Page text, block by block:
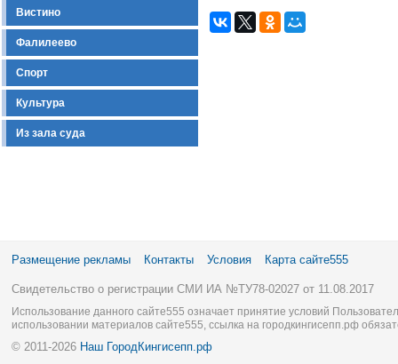
Вистино
Фалилеево
Спорт
Культура
Из зала суда
Размещение рекламы Контакты Условия Карта сайте555
Свидетельство о регистрации СМИ ИА №ТУ78-02027 от 11.08.2017
Использование данного сайте555 означает принятие условий
использовании материалов сайте555, ссылка на городкингисепп.рф
© 2011-2026 Наш ГородКингисепп.рф